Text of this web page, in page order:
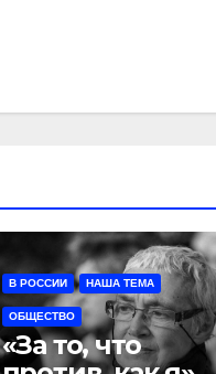
В РОССИИ НАША ТЕМА
ОБЩЕСТВО
«За то, что